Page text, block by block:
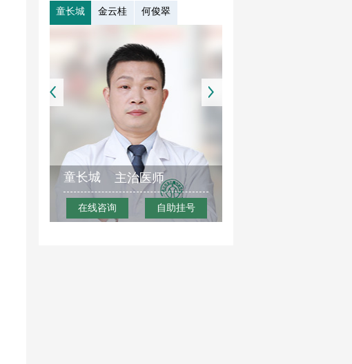
童长城 金云桂 何俊翠
童长城 主治医师
在线咨询 自助挂号